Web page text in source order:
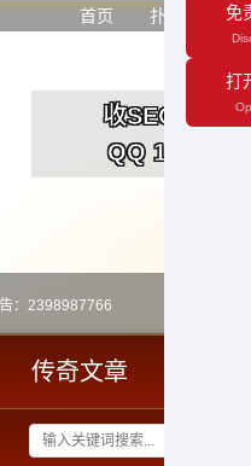
免
打